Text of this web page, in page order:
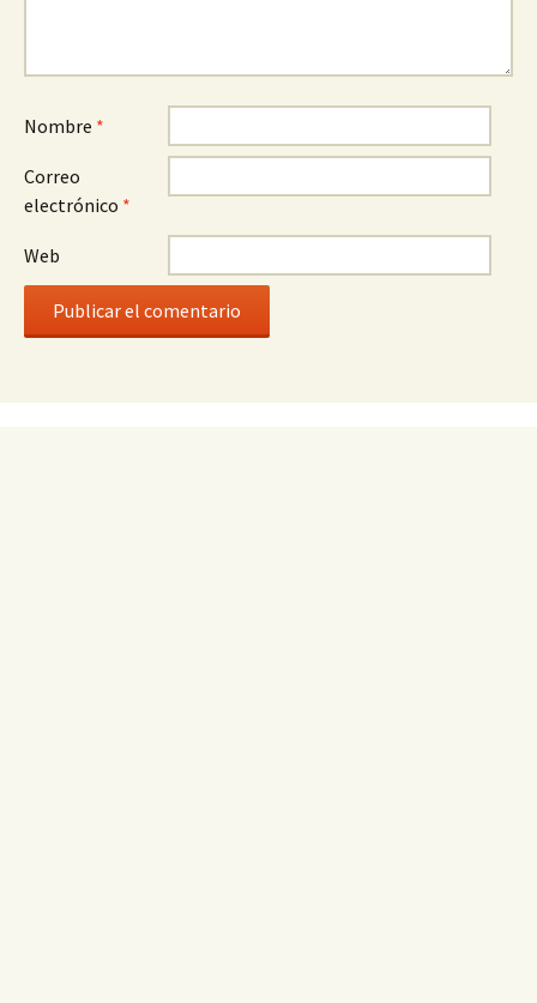
Nombre *
Correo
electrónico *
Web